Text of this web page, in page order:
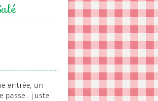
entrée, un
passe... juste